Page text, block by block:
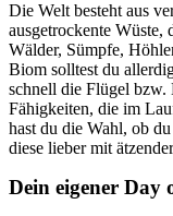
Die Welt besteht aus
ausgetrockente Wüste,
Wälder, Sümpfe,
Biom solltest du
schnell die Flügel bzw.
Fähigkeiten, die im
hast du die Wahl, ob
diese lieber mit
Dein eigener Day